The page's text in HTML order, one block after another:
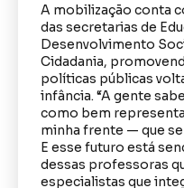
A mobilização conta
das secretarias de
Desenvolvimento
Cidadania,
políticas públicas
infância. “A gente
como bem
minha frente — que
E esse futuro está
dessas professoras
especialistas que